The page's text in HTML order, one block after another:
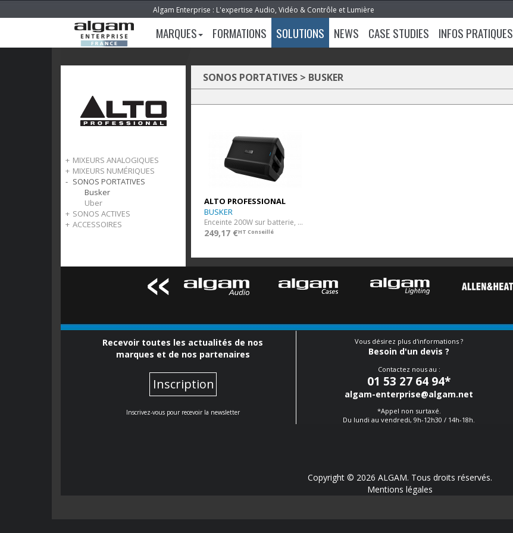
Algam Enterprise : L'expertise Audio, Vidéo & Contrôle et Lumière
MARQUES FORMATIONS SOLUTIONS NEWS CASE STUDIES INFOS PRATIQUES
MIXEURS ANALOGIQUES
TrueMix
MIXEURS NUMÉRIQUES
TMD
SONOS PORTATIVES
Busker
Uber
SONOS ACTIVES
TX
ACCESSOIRES
SONOS PORTATIVES > BUSKER
ALTO PROFESSIONAL
BUSKER
Enceinte 200W sur batterie, Bluetooth, FX
249,17 €HT Conseillé
Recevoir toutes les actualités de nos
marques et de nos partenaires
Inscription
Inscrivez-vous pour recevoir la newsletter
Vous désirez plus d'informations ?
Besoin d'un devis ?
Contactez nous au :
01 53 27 64 94*
algam-enterprise@algam.net
*Appel non surtaxé.
Du lundi au vendredi, 9h-12h30 / 14h-18h.
Copyright © 2026 ALGAM. Tous droits réservés.
Mentions légales